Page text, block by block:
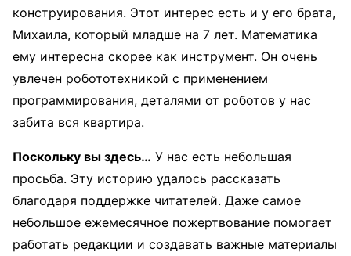
конструирования. Этот интерес есть и у его брата,
Михаила, который младше на 7 лет. Математика
ему интересна скорее как инструмент. Он очень
увлечен робототехникой с применением
программирования, деталями от роботов у нас
забита вся квартира.
Поскольку вы здесь… У нас есть небольшая
просьба. Эту историю удалось рассказать
благодаря поддержке читателей. Даже самое
небольшое ежемесячное пожертвование помогает
работать редакции и создавать важные материалы